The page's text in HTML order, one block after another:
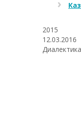
2015
12.03.2016